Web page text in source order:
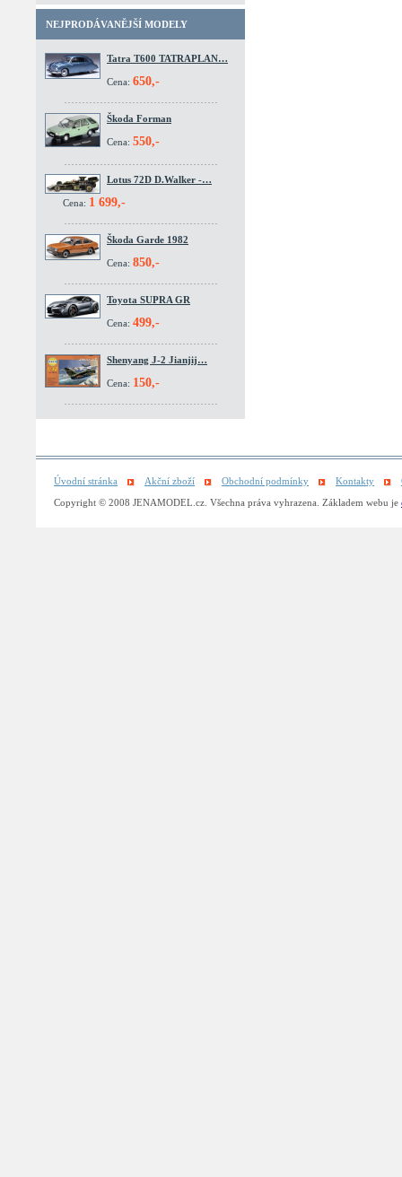
NEJPRODÁVANĚJŠÍ MODELY
Tatra T600 TATRAPLAN…
Cena: 650,-
Škoda Forman
Cena: 550,-
Lotus 72D D.Walker -…
Cena: 1 699,-
Škoda Garde 1982
Cena: 850,-
Toyota SUPRA GR
Cena: 499,-
Shenyang J-2 Jianjij…
Cena: 150,-
Úvodní stránka Akční zboží Obchodní podmínky Kontakty
Copyright © 2008 JENAMODEL.cz. Všechna práva vyhrazena. Základem webu je